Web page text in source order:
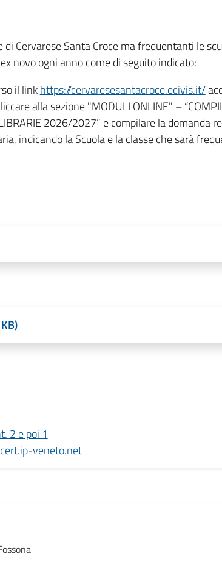
Cervarese Santa Croce ma frequentanti le
novo ogni anno come di seguito indicato:
il linkhttps://cervaresesantacroce.ecivis.it/
alla sezione "MODULI ONLINE" –
LIBRARIE 2026/2027” e compilare la domanda
indicando laScuola e la classeche sarà
2 e poi 1
veneto.net